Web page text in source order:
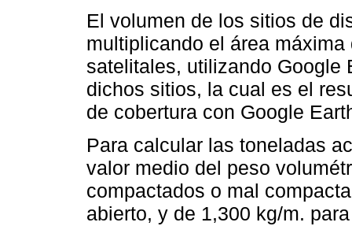
El volumen de los sitios de
multiplicando el área
satelitales, utilizando Google
dichos sitios, la cual es el
de cobertura con Google
Para calcular las toneladas
valor medio del peso
compactados o mal
abierto, y de 1,300 kg/m.